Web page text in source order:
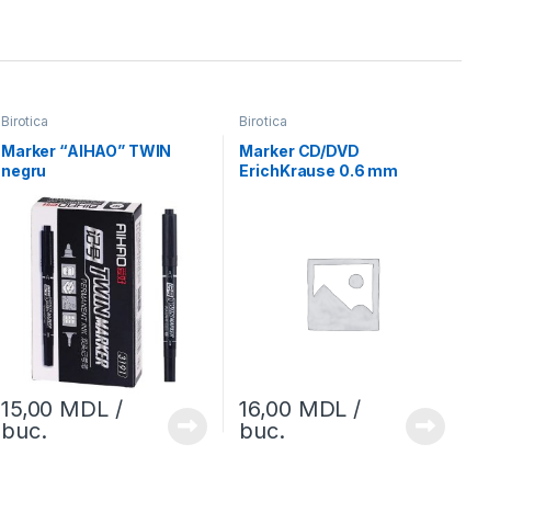
Birotica
Marker “AIHAO” TWIN
negru
15,00 MDL/
buc.
Birotica
Marker CD/DVD
ErichKrause 0.6 mm
16,00 MDL /
buc.